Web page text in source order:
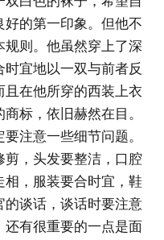
的第一印象。但他不
则。他虽然穿上了深
宜地以一双与前者反
在他所穿的西装上衣
标，依旧赫然在目。
注意一些细节问题。
剪，头发要整洁，口腔
，服装要合时宜，鞋
的谈话，谈话时要注意
还有很重要的一点是面